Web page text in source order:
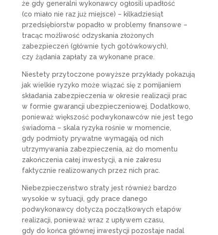
że gdy generalni wykonawcy ogłosili upadłość
(co miało nie raz już miejsce) – kilkadziesiąt
przedsiębiorstw popadło w problemy finansowe –
tracąc możliwość odzyskania złożonych
zabezpieczeń (głównie tych gotówkowych),
czy żądania zapłaty za wykonane prace.
Niestety przytoczone powyższe przykłady pokazują
jak wielkie ryzyko może wiązać się z pomijaniem
składania zabezpieczenia w okresie realizacji prac
w formie gwarancji ubezpieczeniowej. Dodatkowo,
ponieważ większość podwykonawców nie jest tego
świadoma – skala ryzyka rośnie w momencie,
gdy podmioty prywatne wymagają od nich
utrzymywania zabezpieczenia, aż do momentu
zakończenia całej inwestycji, a nie zakresu
faktycznie realizowanych przez nich prac.
Niebezpieczeństwo straty jest również bardzo
wysokie w sytuacji, gdy prace danego
podwykonawcy dotyczą początkowych etapów
realizacji, ponieważ wraz z upływem czasu,
gdy do końca głównej inwestycji pozostaje nadal